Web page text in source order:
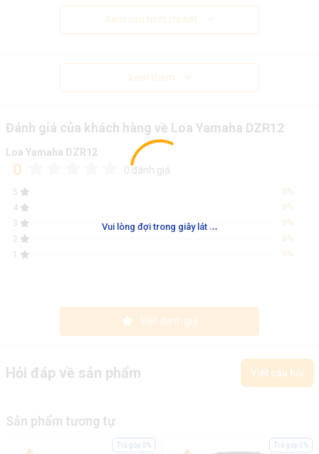
Vui lòng đợi trong giây lát ...
Xem cấu hình chi tiết
Xem thêm
Đánh giá của khách hàng về Loa Yamaha DZR12
Loa Yamaha DZR12
0 0 đánh giá
5
0%
4
0%
3
0%
2
0%
1
0%
Viết đánh giá
Hỏi đáp về sản phẩm Viết câu hỏi
Sản phẩm tương tự
Trả góp 0% Trả góp 0%